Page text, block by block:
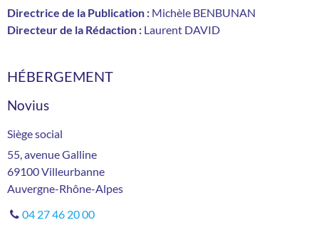
Directrice de la Publication : Michèle BENBUNAN
Directeur de la Rédaction : Laurent DAVID
HÉBERGEMENT
Novius
Siège social
55, avenue Galline
69100Villeurbanne
Auvergne-Rhône-Alpes
04 27 46 20 00